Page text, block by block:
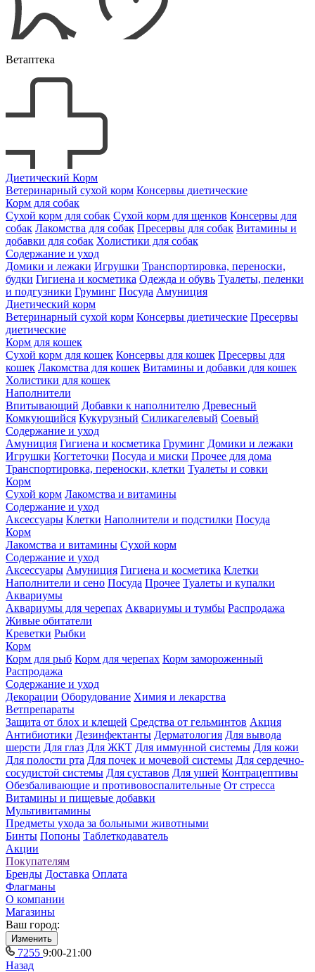
Ветаптека
Диетический Корм
Ветеринарный сухой корм Консервы диетические
Корм для собак
Сухой корм для собак Сухой корм для щенков Консервы для
собак Лакомства для собак Пресервы для собак Витамины и
добавки для собак Холистики для собак
Содержание и уход
Домики и лежаки Игрушки Транспортировка, переноски,
будки Гигиена и косметика Одежда и обувь Туалеты, пеленки
и подгузники Груминг Посуда Амуниция
Диетический корм
Ветеринарный сухой корм Консервы диетические Пресервы
диетические
Корм для кошек
Сухой корм для кошек Консервы для кошек Пресервы для
кошек Лакомства для кошек Витамины и добавки для кошек
Холистики для кошек
Наполнители
Впитывающий Добавки к наполнителю Древесный
Комкующийся Кукурузный Силикагелевый Соевый
Содержание и уход
Амуниция Гигиена и косметика Груминг Домики и лежаки
Игрушки Когтеточки Посуда и миски Прочее для дома
Транспортировка, переноски, клетки Туалеты и совки
Корм
Сухой корм Лакомства и витамины
Содержание и уход
Аксессуары Клетки Наполнители и подстилки Посуда
Корм
Лакомства и витамины Сухой корм
Содержание и уход
Аксессуары Амуниция Гигиена и косметика Клетки
Наполнители и сено Посуда Прочее Туалеты и купалки
Аквариумы
Аквариумы для черепах Аквариумы и тумбы Распродажа
Живые обитатели
Креветки Рыбки
Корм
Корм для рыб Корм для черепах Корм замороженный
Распродажа
Содержание и уход
Декорации Оборудование Химия и лекарства
Ветпрепараты
Защита от блох и клещей Средства от гельминтов Акция
Антибиотики Дезинфектанты Дерматология Для вывода
шерсти Для глаз Для ЖКТ Для иммунной системы Для кожи
Для полости рта Для почек и мочевой системы Для сердечно-
сосудистой системы Для суставов Для ушей Контрацептивы
Обезбаливающие и противовоспалительные От стресса
Витамины и пищевые добавки
Мультивитамины
Предметы ухода за больными животными
Бинты Попоны Таблеткодаватель
Акции
Покупателям
Бренды Доставка Оплата
Флагманы
О компании
Магазины
Ваш город:
Изменить
7255 9:00-21:00
Назад